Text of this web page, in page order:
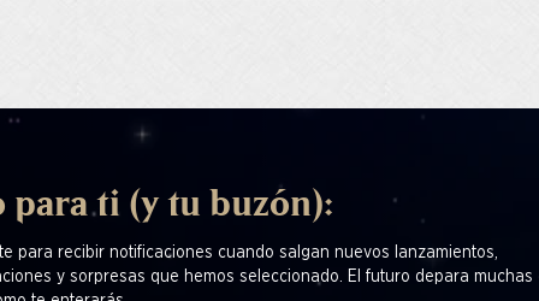
para ti (y tu buzón):
para recibir notificaciones cuando salgan nuevos lanzamientos,
y sorpresas que hemos seleccionado. El futuro depara muchas